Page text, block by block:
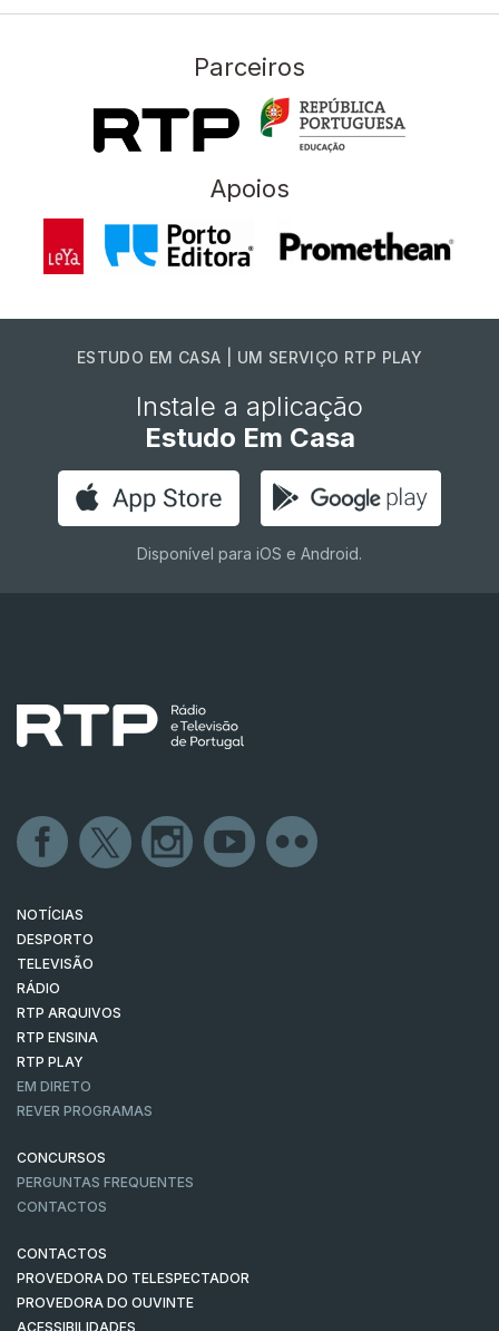
Parceiros
Apoios
ESTUDO EM CASA | UM SERVIÇO RTP PLAY
Instale a aplicação
Estudo Em Casa
Disponível para iOS e Android.
NOTÍCIAS
DESPORTO
TELEVISÃO
RÁDIO
RTP ARQUIVOS
RTP ENSINA
RTP PLAY
EM DIRETO
REVER PROGRAMAS
CONCURSOS
PERGUNTAS FREQUENTES
CONTACTOS
CONTACTOS
PROVEDORA DO TELESPECTADOR
PROVEDORA DO OUVINTE
ACESSIBILIDADES